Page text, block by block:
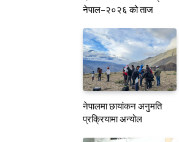
नेपाल–२०२६ को ताज
नेपालमा छायांकन अनुमति
प्रक्रियामा अन्योल